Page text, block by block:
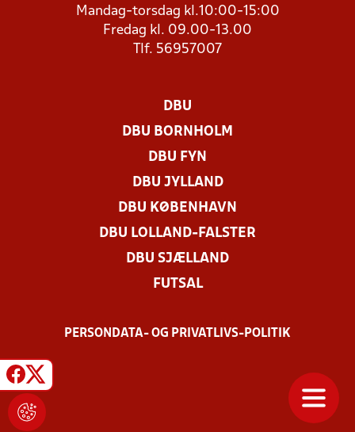
Mandag-torsdag kl.10:00-15:00
Fredag kl. 09.00-13.00
Tlf. 56957007
DBU
DBU BORNHOLM
DBU FYN
DBU JYLLAND
DBU KØBENHAVN
DBU LOLLAND-FALSTER
DBU SJÆLLAND
FUTSAL
PERSONDATA- OG PRIVATLIVS-POLITIK